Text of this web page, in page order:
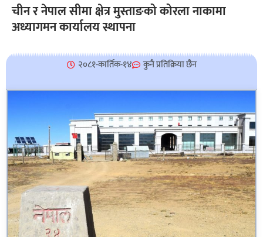
n
चीन र नेपाल सीमा क्षेत्र मुस्ताङको कोरला नाकामा
अध्यागमन कार्यालय स्थापना
२०८१-कार्तिक-१४ कुनै प्रतिक्रिया छैन